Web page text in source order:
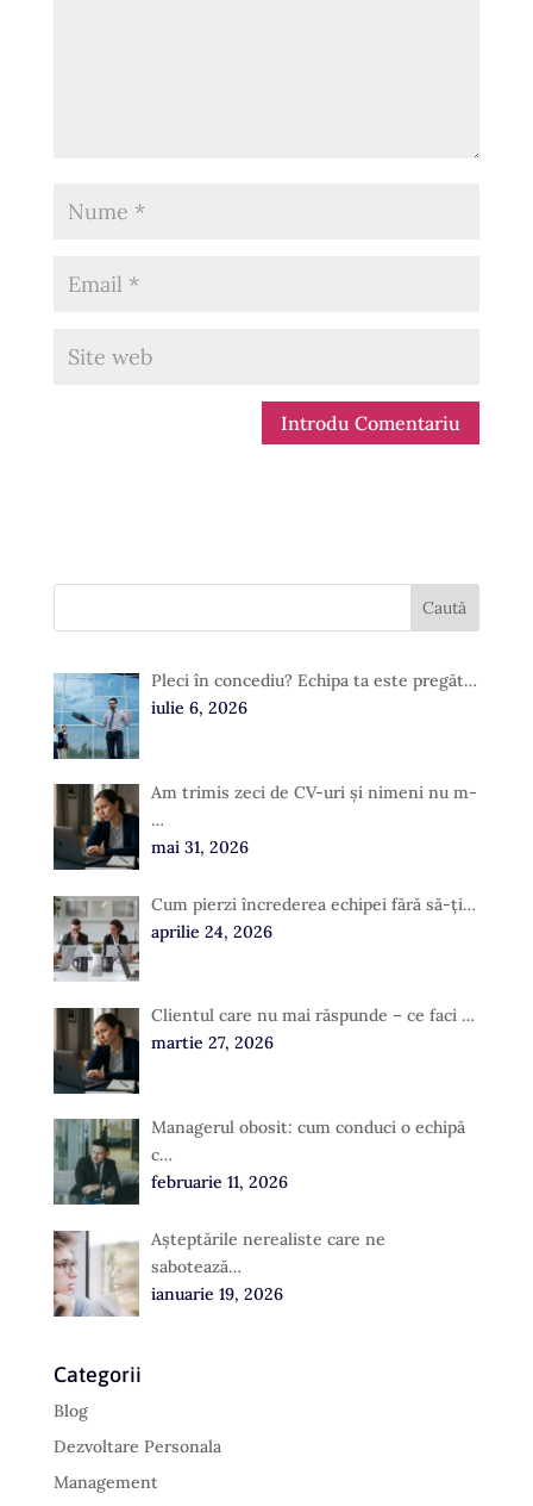
Pleci în concediu? Echipa ta este pregăt…
iulie 6, 2026
Am trimis zeci de CV-uri și nimeni nu m-
…
mai 31, 2026
Cum pierzi încrederea echipei fără să-ți…
aprilie 24, 2026
Clientul care nu mai răspunde – ce faci …
martie 27, 2026
Managerul obosit: cum conduci o echipă
c…
februarie 11, 2026
Așteptările nerealiste care ne
sabotează…
ianuarie 19, 2026
Categorii
Blog
Dezvoltare Personala
Management